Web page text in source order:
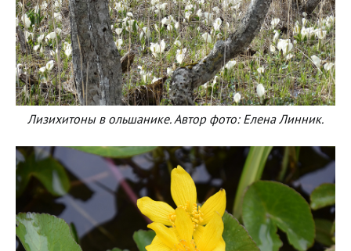
Лизихитоны в ольшанике. Автор фото: Елена Линник.